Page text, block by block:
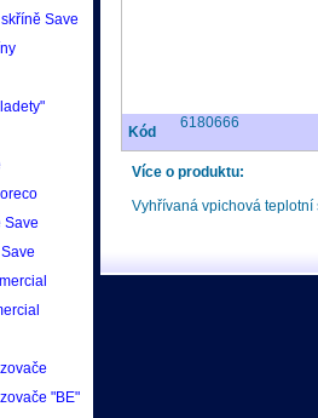
Save
Save
"BE"
Kód
6180666
Více o produktu:
Vyhřívaná vpichová teplotní